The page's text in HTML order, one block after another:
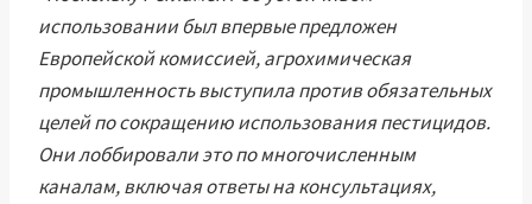
использовании был впервые предложен
Европейской комиссией, агрохимическая
промышленность выступила против обязательных
целей по сокращению использования пестицидов.
Они лоббировали это по многочисленным
каналам, включая ответы на консультациях,